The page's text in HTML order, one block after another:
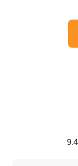
9.4